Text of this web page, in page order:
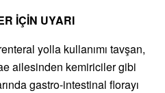
İÇİN UYARI
yolla kullanımı tavşan,
ailesinden kemiriciler gibi
gastro-intestinal florayı